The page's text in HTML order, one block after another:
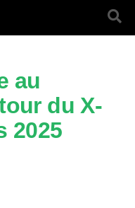
au
du X-
2025